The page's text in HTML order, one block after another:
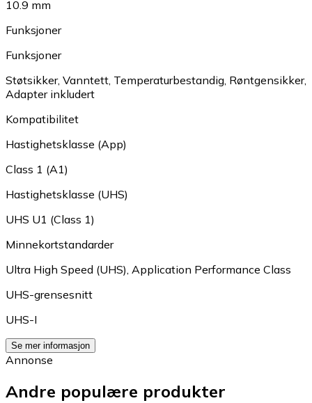
10.9 mm
Funksjoner
Funksjoner
Støtsikker, Vanntett, Temperaturbestandig, Røntgensikker,
Adapter inkludert
Kompatibilitet
Hastighetsklasse (App)
Class 1 (A1)
Hastighetsklasse (UHS)
UHS U1 (Class 1)
Minnekortstandarder
Ultra High Speed (UHS), Application Performance Class
UHS-grensesnitt
UHS-I
Se mer informasjon
Annonse
Andre populære produkter